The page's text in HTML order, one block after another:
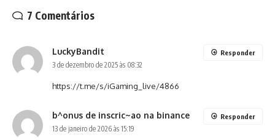
7 Comentários
LuckyBandit
3 de dezembro de 2025 às 08:32
https://t.me/s/iGaming_live/4866
Responder
b^onus de inscric~ao na binance
13 de janeiro de 2026 às 15:19
Responder